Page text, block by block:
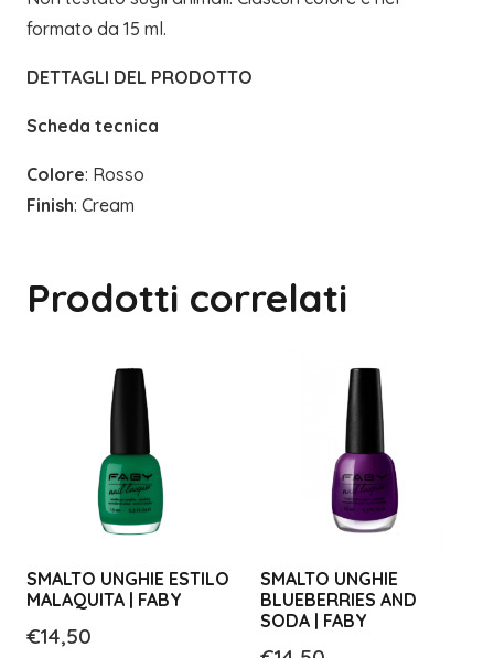
formato da 15 ml.
DETTAGLI DEL PRODOTTO
Scheda tecnica
Colore: Rosso
Finish: Cream
Prodotti correlati
SMALTO UNGHIE ESTILO
MALAQUITA | FABY
€14,50
SMALTO UNGHIE
BLUEBERRIES AND
SODA | FABY